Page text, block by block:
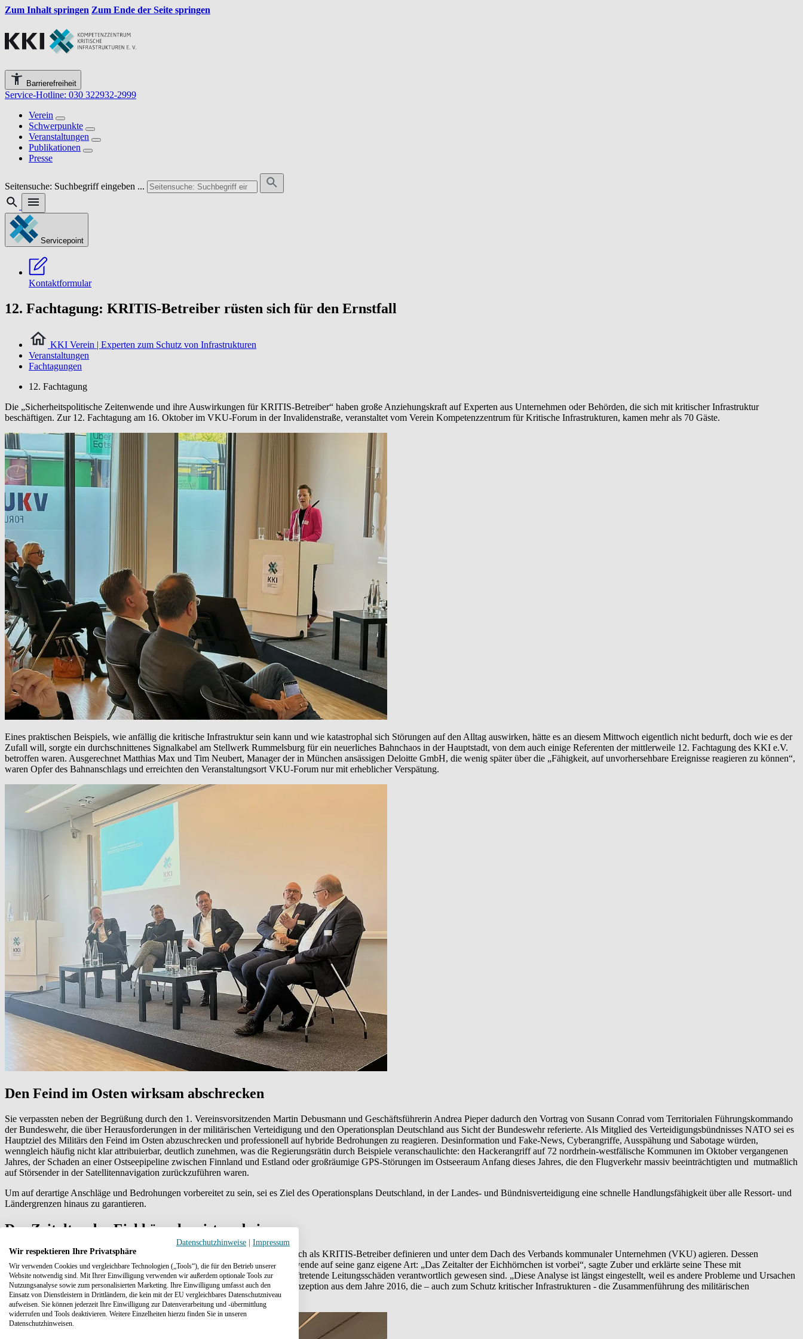
Zum Inhalt springen Zum Ende der Seite springen
Barrierefreiheit
Service-Hotline: 030 322932-2999
Verein
Schwerpunkte
Veranstaltungen
Publikationen
Presse
Seitensuche: Suchbegriff eingeben ...
Servicepoint
Kontaktformular
12. Fachtagung: KRITIS-Betreiber rüsten sich für den Ernstfall
KKI Verein | Experten zum Schutz von Infrastrukturen
Veranstaltungen
Fachtagungen
12. Fachtagung
Die „Sicherheitspolitische Zeitenwende und ihre Auswirkungen für KRITIS-Betreiber“ haben große Anziehungskraft auf Experten aus Unternehmen oder Behörden, die sich mit kritischer Infrastruktur
beschäftigen. Zur 12. Fachtagung am 16. Oktober im VKU-Forum in der Invalidenstraße, veranstaltet vom Verein Kompetenzzentrum für Kritische Infrastrukturen, kamen mehr als 70 Gäste.
Eines praktischen Beispiels, wie anfällig die kritische Infrastruktur sein kann und wie katastrophal sich Störungen auf den Alltag auswirken, hätte es an diesem Mittwoch eigentlich nicht bedurft, doch wie es der
Zufall will, sorgte ein durchschnittenes Signalkabel am Stellwerk Rummelsburg für ein neuerliches Bahnchaos in der Hauptstadt, von dem auch einige Referenten der mittlerweile 12. Fachtagung des KKI e.V.
betroffen waren. Ausgerechnet Matthias Max und Tim Neubert, Manager der in München ansässigen Deloitte GmbH, die wenig später über die „Fähigkeit, auf unvorhersehbare Ereignisse reagieren zu können“,
waren Opfer des Bahnanschlags und erreichten den Veranstaltungsort VKU-Forum nur mit erheblicher Verspätung.
Den Feind im Osten wirksam abschrecken
Sie verpassten neben der Begrüßung durch den 1. Vereinsvorsitzenden Martin Debusmann und Geschäftsführerin Andrea Pieper dadurch den Vortrag von Susann Conrad vom Territorialen Führungskommando
der Bundeswehr, die über Herausforderungen in der militärischen Verteidigung und den Operationsplan Deutschland aus Sicht der Bundeswehr referierte. Als Mitglied des Verteidigungsbündnisses NATO sei es
Hauptziel des Militärs den Feind im Osten abzuschrecken und professionell auf hybride Bedrohungen zu reagieren. Desinformation und Fake-News, Cyberangriffe, Ausspähung und Sabotage würden,
wenngleich häufig nicht klar attribuierbar, deutlich zunehmen, was die Regierungsrätin durch Beispiele veranschaulichte: den Hackerangriff auf 72 nordrhein-westfälische Kommunen im Oktober vergangenen
Jahres, der Schaden an einer Ostseepipeline zwischen Finnland und Estland oder großräumige GPS-Störungen im Ostseeraum Anfang dieses Jahres, die den Flugverkehr massiv beeinträchtigten und mutmaßlich
auf Störsender in der Satellitennavigation zurückzuführen waren.
Um auf derartige Anschläge und Bedrohungen vorbereitet zu sein, sei es Ziel des Operationsplans Deutschland, in der Landes- und Bündnisverteidigung eine schnelle Handlungsfähigkeit über alle Ressort- und
Ländergrenzen hinaus zu garantieren.
Das Zeitalter der Eichhörnchen ist vorbei
In diesen Plan integriert sind auch rund 1500 kommunale Unternehmen, die sich als KRITIS-Betreiber definieren und unter dem Dach des Verbands kommunaler Unternehmen (VKU) agieren. Dessen
Geschäftsführer Dr. Andreas Zuber beschrieb die sicherheitspolitische Zeitenwende auf seine ganz eigene Art: „Das Zeitalter der Eichhörnchen ist vorbei“, sagte Zuber und erklärte seine These mit
Untersuchungen aus der Vergangenheit, denen zufolge meist Nagetiere für auftretende Leitungsschäden verantwortlich gewesen sind. „Diese Analyse ist längst eingestellt, weil es andere Probleme und Ursachen
gibt, die zu Leitungsschäden führen“, erklärte Zuber und verwies auf eine Konzeption aus dem Jahre 2016, die – auch zum Schutz kritischer Infrastrukturen - die Zusammenführung des militärischen
Zivilschutzes und des zivilen Katastrophenschutzes zum Ziel hatte.
Datenschutzhinweise
Impressum
Wir respektieren Ihre Privatsphäre
Wir verwenden Cookies und vergleichbare Technologien („Tools“), die für den Betrieb unserer
Website notwendig sind. Mit Ihrer Einwilligung verwenden wir außerdem optionale Tools zur
Nutzungsanalyse sowie zum personalisierten Marketing. Ihre Einwilligung umfasst auch den
Einsatz von Dienstleistern in Drittländern, die kein mit der EU vergleichbares Datenschutzniveau
aufweisen. Sie können jederzeit Ihre Einwilligung zur Datenverarbeitung und -übermittlung
widerrufen und Tools deaktivieren. Weitere Einzelheiten hierzu finden Sie in unseren
Datenschutzhinweisen.